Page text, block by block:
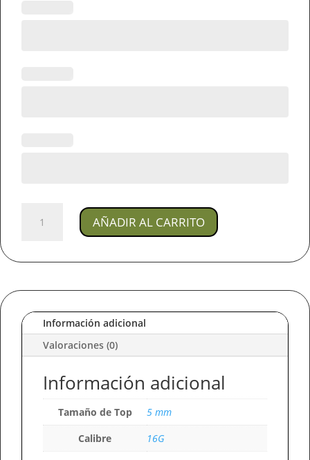
Piercing
titanio
Oreja
y
Boca
AÑADIR AL CARRITO
Información adicional
Valoraciones (0)
Información adicional
Tamaño de Top
5 mm
Calibre
16G